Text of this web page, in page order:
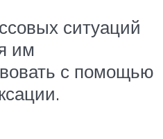
ситуаций
им
с помощью